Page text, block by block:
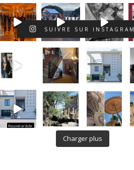
Charger plus
SUIVRE SUR INSTAGRAM